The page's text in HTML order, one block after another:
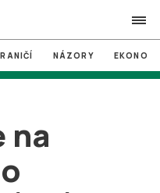
search
NÁZORY
na